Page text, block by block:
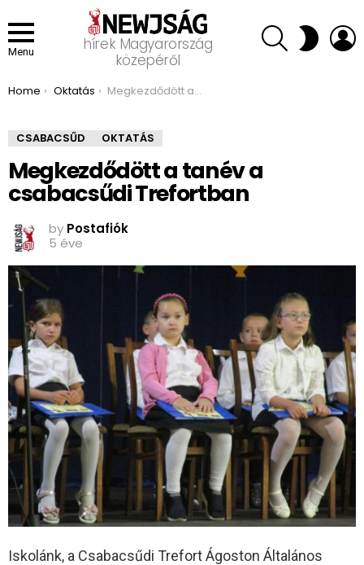
Menu
hírek Magyarország
közepéről
SEARCH SWITCH
SKIN
You are here:
Home Oktatás Megkezdődött a tanév a csabacsűdi Trefortban
CSABACSŰD OKTATÁS
Megkezdődött a tanév a
csabacsűdi Trefortban
by Postafiók
5 éve
Iskolánk, a Csabacsűdi Trefort Ágoston Általános